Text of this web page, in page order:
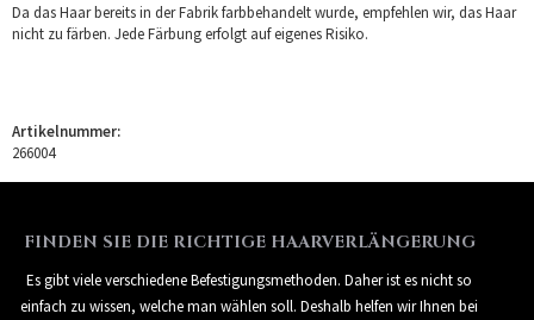
Da das Haar bereits in der Fabrik farbbehandelt wurde, empfehlen wir, das Haar
nicht zu färben. Jede Färbung erfolgt auf eigenes Risiko.
Artikelnummer:
266004
FINDEN SIE DIE RICHTIGE HAARVERLÄNGERUNG
Es gibt viele verschiedene Befestigungsmethoden. Daher ist es nicht so
einfach zu wissen, welche man wählen soll. Deshalb helfen wir Ihnen bei